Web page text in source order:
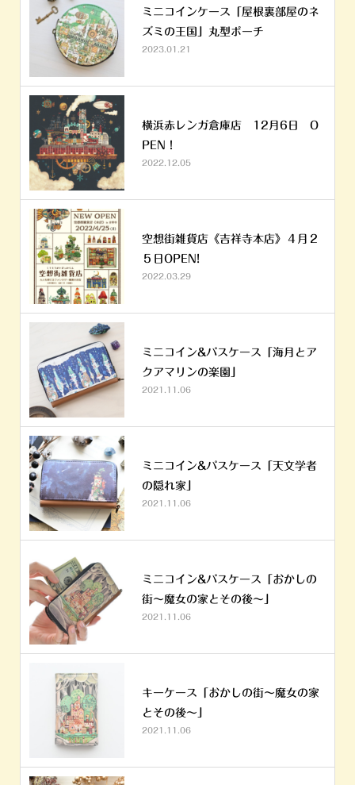
ミニコインケース「屋根裏部屋のネ
ズミの王国」丸型ポーチ
2023.01.21
横浜赤レンガ倉庫店 12月6日 O
PEN！
2022.12.05
空想街雑貨店《吉祥寺本店》４月２
５日OPEN!
2022.03.29
ミニコイン&パスケース「海月とア
クアマリンの楽園」
2021.11.06
ミニコイン&パスケース「天文学者
の隠れ家」
2021.11.06
ミニコイン&パスケース「おかしの
街～魔女の家とその後～」
2021.11.06
キーケース「おかしの街～魔女の家
とその後～」
2021.11.06